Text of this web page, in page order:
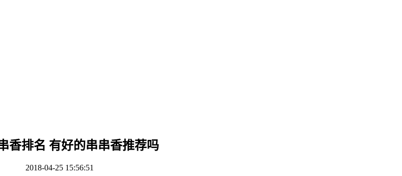
香排名 有好的串串香推荐吗
2018-04-25 15:56:51